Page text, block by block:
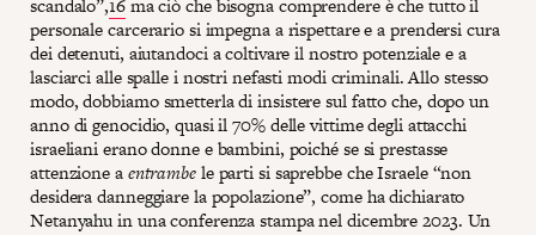
personale carcerario si impegna a rispettare e a prendersi cura
dei detenuti, aiutandoci a coltivare il nostro potenziale e a
lasciarci alle spalle i nostri nefasti modi criminali. Allo stesso
modo, dobbiamo smetterla di insistere sul fatto che, dopo un
anno di genocidio, quasi il 70% delle vittime degli attacchi
israeliani erano donne e bambini, poiché se si prestasse
attenzione aentrambele parti si saprebbe che Israele “non
desidera danneggiare la popolazione”, come ha dichiarato
Netanyahu in una conferenza stampa nel dicembre 2023. Un